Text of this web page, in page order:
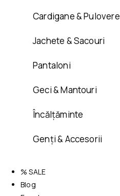
Cardigane & Pulovere
Jachete & Sacouri
Pantaloni
Geci & Mantouri
Încălțăminte
Genți & Accesorii
% SALE
Blog